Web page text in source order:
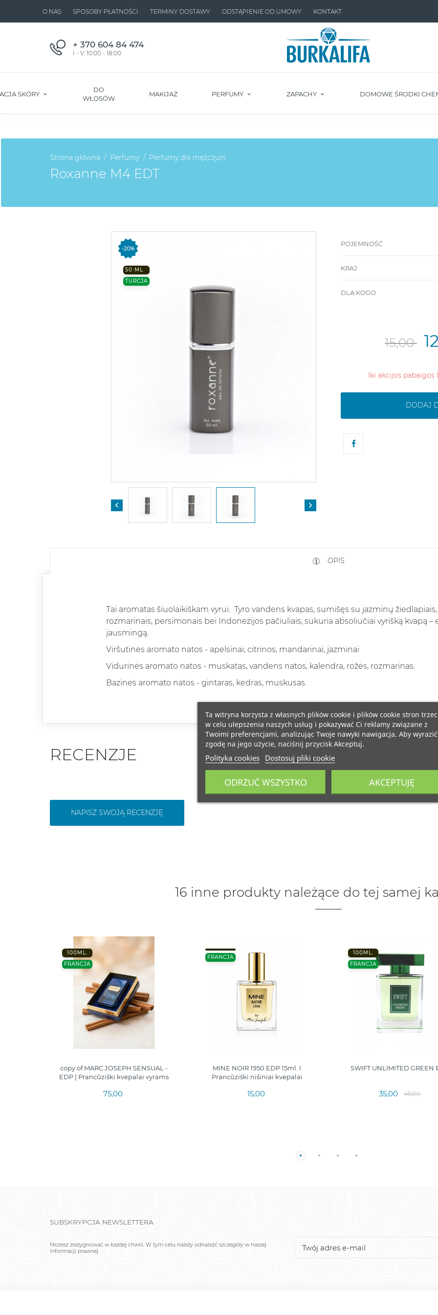
O NAS SPOSOBY PŁATNOŚCI TERMINY DOSTAWY ODSTĄPIENIE OD UMOWY KONTAKT
+ 370 604 84 474
I - V: 10:00 - 18:00
SKÓRY
DO
WŁOSÓW
MAKIJAŻ PERFUMY ZAPACHY DOMOWE ŚRODKI
Strona główna Perfumy Perfumy dla mężczyzn
Roxanne M4 EDT
-20%
50 ML
TURCJA
 
POJEMNOŚĆ
KRAJ
DLA KOGO
15,00
Iki akcijos
DODAJ
OPIS
Tai aromatas šiuolaikiškam vyrui. Tyro vandens kvapas, sumišęs su jazminų
rozmarinais, persimonais bei Indonezijos pačiuliais, sukuria absoliučiai vyrišką kvapą –
jausmingą.
Viršutinės aromato natos - apelsinai, citrinos, mandarinai, jazminai
Vidurinės aromato natos - muskatas, vandens natos, kalendra, rožės, rozmarinas.
Bazinės aromato natos - gintaras, kedras, muskusas.
RECENZJE
NAPISZ SWOJĄ RECENZJĘ
16 inne produkty należące do tej samej
100ML.
FRANCJA
copy of MARC JOSEPH SENSUAL -
EDP | Prancūziški kvepalai vyrams
75,00
FRANCJA
MINE NOIR 1950 EDP 15ml. I
Prancūziški nišiniai kvepalai
15,00
100ML.
FRANCJA
SWIFT UNLIMITED GREEN
35,00 45,00
SUBSKRYPCJA NEWSLETTERA
Możesz zrezygnować w każdej chwili. W tym celu należy odnaleźć szczegóły w naszej
informacji prawnej.
Ta witryna korzysta z własnych plików cookie i plików cookie stron
w celu ulepszenia naszych usług i pokazywać Ci reklamy związane z
Twoimi preferencjami, analizując Twoje nawyki nawigacja. Aby wyrazić
zgodę na jego użycie, naciśnij przycisk Akceptuj.
Polityka cookies Dostosuj pliki cookie
ODRZUĆ WSZYSTKO AKCEPTUJĘ